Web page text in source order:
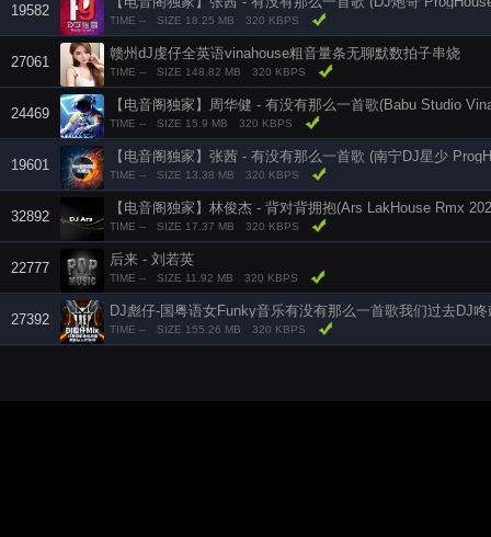
19582
TIME -- SIZE 18.25 MB 320 KBPS
27061
赣州dJ虔仔全英语vinahouse粗音量条无聊默数拍子串烧
TIME -- SIZE 148.82 MB 320 KBPS
24469
【电音阁独家】周华健 - 有没有那么一首歌(Babu Studio
TIME -- SIZE 15.9 MB 320 KBPS
19601
【电音阁独家】张茜 - 有没有那么一首歌 (南宁DJ星少
TIME -- SIZE 13.38 MB 320 KBPS
32892
【电音阁独家】林俊杰 - 背对背拥抱(Ars LakHouse Rmx
TIME -- SIZE 17.37 MB 320 KBPS
22777
后来 - 刘若英
TIME -- SIZE 11.92 MB 320 KBPS
27392
DJ彪仔-国粤语女Funky音乐有没有那么一首歌我们过去DJ
TIME -- SIZE 155.26 MB 320 KBPS